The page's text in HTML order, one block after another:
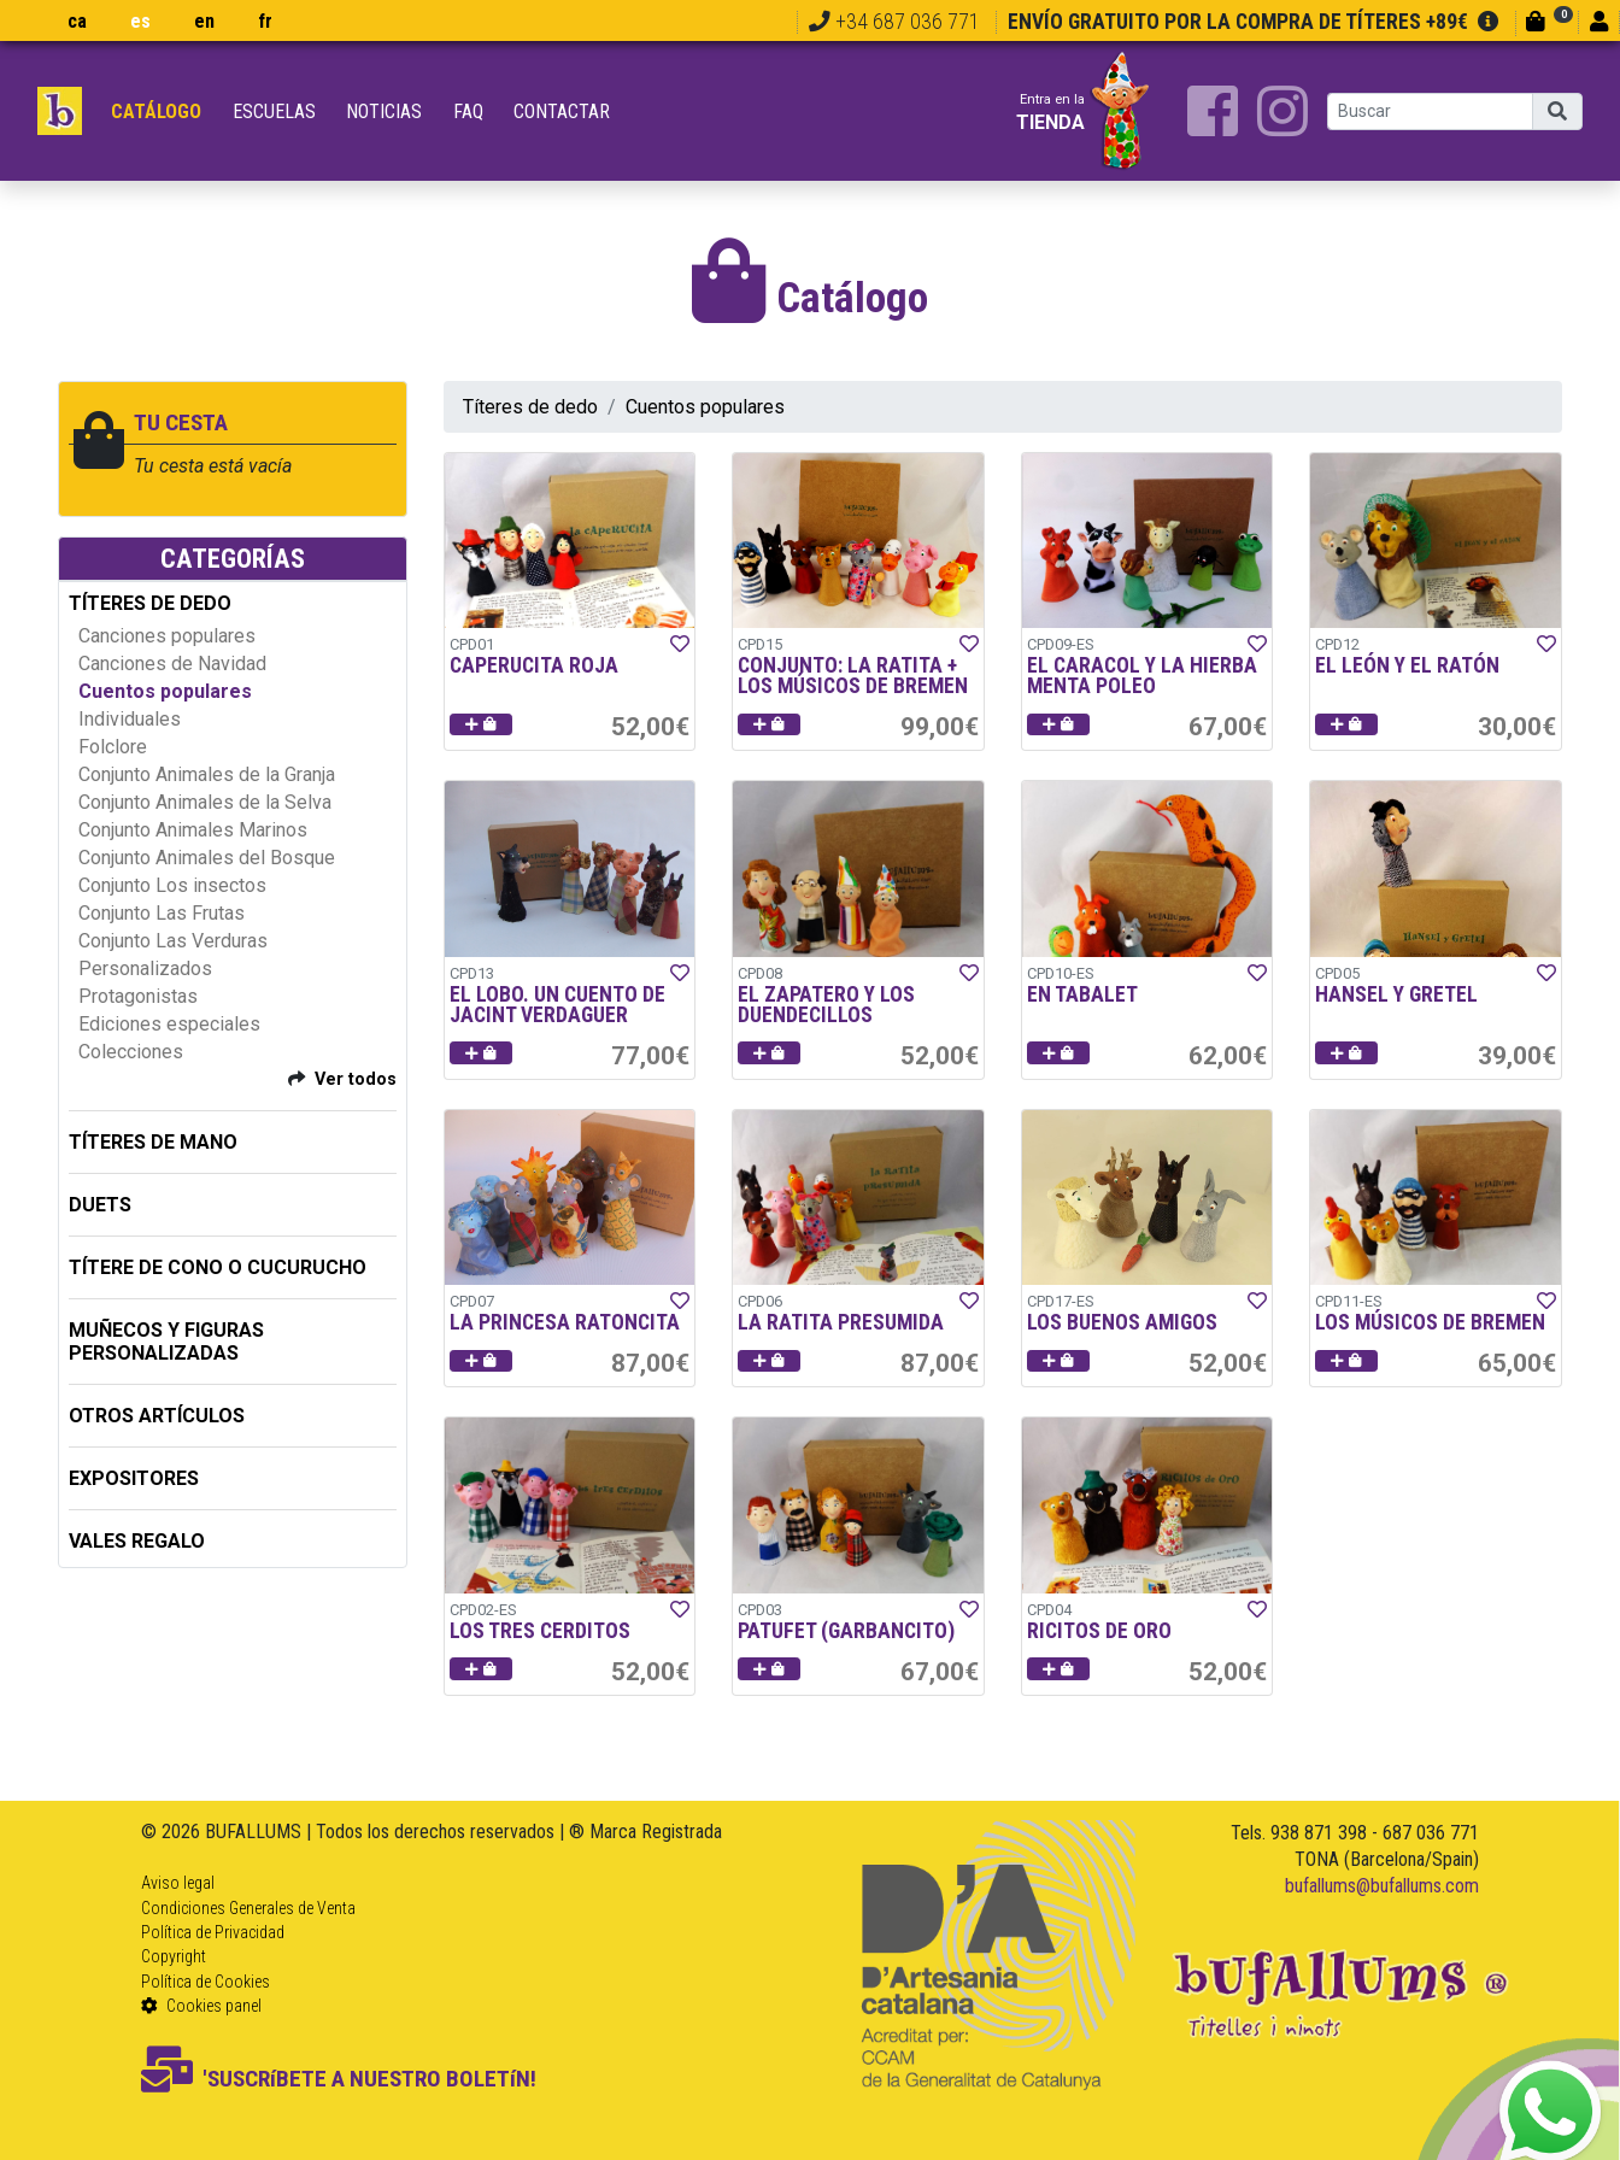
ca es en fr +34 687 036 771 ENVÍO GRATUITO POR LA COMPRA DE TÍTERES +89€ 0
CATÁLOGO ESCUELAS NOTICIAS FAQ CONTACTAR Entra en la
TIENDA
Catálogo
TU CESTA
Tu cesta está vacía
CATEGORÍAS
TÍTERES DE DEDO
Canciones populares
Canciones de Navidad
Cuentos populares
Individuales
Folclore
Conjunto Animales de la Granja
Conjunto Animales de la Selva
Conjunto Animales Marinos
Conjunto Animales del Bosque
Conjunto Los insectos
Conjunto Las Frutas
Conjunto Las Verduras
Personalizados
Protagonistas
Ediciones especiales
Colecciones
Ver todos
TÍTERES DE MANO
DUETS
TÍTERE DE CONO O CUCURUCHO
MUÑECOS Y FIGURAS
PERSONALIZADAS
OTROS ARTÍCULOS
EXPOSITORES
VALES REGALO
Títeres de dedo Cuentos populares
CPD01
CAPERUCITA ROJA
52,00€
CPD15
CONJUNTO: LA RATITA +
LOS MÚSICOS DE BREMEN
99,00€
CPD09-ES
EL CARACOL Y LA HIERBA
MENTA POLEO
67,00€
CPD12
EL LEÓN Y EL RATÓN
30,00€
CPD13
EL LOBO. UN CUENTO DE
JACINT VERDAGUER
77,00€
CPD08
EL ZAPATERO Y LOS
DUENDECILLOS
52,00€
CPD10-ES
EN TABALET
62,00€
CPD05
HANSEL Y GRETEL
39,00€
CPD07
LA PRINCESA RATONCITA
87,00€
CPD06
LA RATITA PRESUMIDA
87,00€
CPD17-ES
LOS BUENOS AMIGOS
52,00€
CPD11-ES
LOS MÚSICOS DE BREMEN
65,00€
CPD02-ES
LOS TRES CERDITOS
52,00€
CPD03
PATUFET (GARBANCITO)
67,00€
CPD04
RICITOS DE ORO
52,00€
© 2026 BUFALLUMS | Todos los derechos reservados | ® Marca Registrada
Aviso legal
Condiciones Generales de Venta
Política de Privacidad
Copyright
Política de Cookies
Cookies panel
'SUSCRíBETE A NUESTRO BOLETíN!
Tels. 938 871 398 - 687 036 771
TONA (Barcelona/Spain)
bufallums@bufallums.com